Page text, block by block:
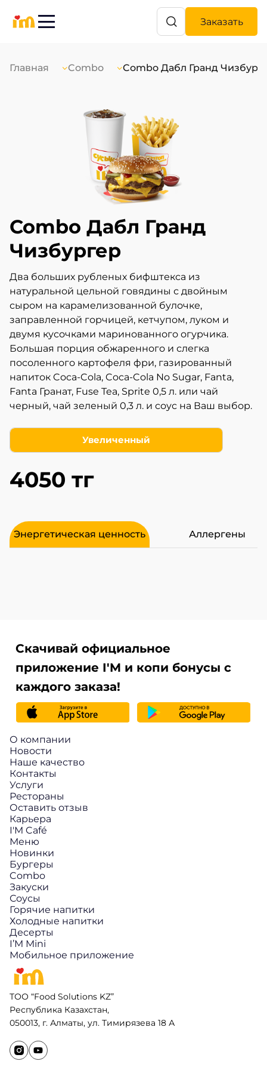
Заказать
Главная Combo Combo Дабл Гранд
Combo Дабл Гранд
Чизбургер
Два больших рубленых бифштекса из
натуральной цельной говядины с двойным
сыром на карамелизованной булочке,
заправленной горчицей, кетчупом, луком и
двумя кусочками маринованного огурчика.
Большая порция обжаренного и слегка
посоленного картофеля фри, газированный
напиток Coca-Cola, Coca-Cola No Sugar, Fanta,
Fanta Гранат, Fuse Tea, Sprite 0,5 л. или чай
черный, чай зеленый 0,3 л. и соус на Ваш выбор.
Увеличенный
4050 тг
Энергетическая ценность Аллергены
Скачивай официальное
приложение I'M и копи бонусы с
каждого заказа!
О компании
Новости
Наше качество
Контакты
Услуги
Рестораны
Оставить отзыв
Карьера
I'M Café
Меню
Новинки
Бургеры
Combo
Закуски
Соусы
Горячие напитки
Холодные напитки
Десерты
I’M Mini
Мобильное приложение
ТОО “Food Solutions KZ”
Республика Казахстан,
050013, г. Алматы, ул. Тимирязева 18 А